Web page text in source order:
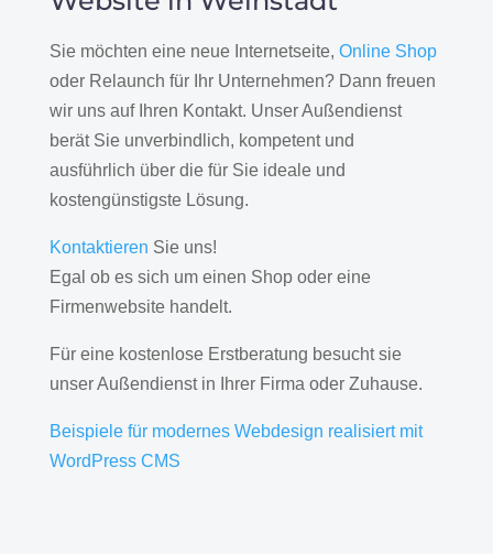
Sie möchten eine neue Internetseite, Online Shop
oder Relaunch für Ihr Unternehmen? Dann freuen
wir uns auf Ihren Kontakt. Unser Außendienst
berät Sie unverbindlich, kompetent und
ausführlich über die für Sie ideale und
kostengünstigste Lösung.
Kontaktieren Sie uns!
Egal ob es sich um einen Shop oder eine
Firmenwebsite handelt.
Für eine kostenlose Erstberatung besucht sie
unser Außendienst in Ihrer Firma oder Zuhause.
Beispiele für modernes Webdesign realisiert mit
WordPress CMS